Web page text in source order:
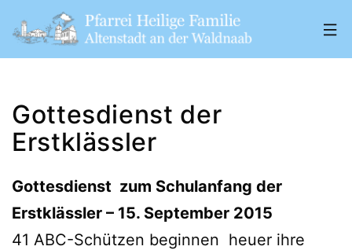
Inhalt
Familie"
Altenstadt
a.
d.
W.
Gottesdienst der
Erstklässler
Gottesdienst zum Schulanfang der
Erstklässler – 15. September 2015
41 ABC-Schützen beginnen heuer ihre